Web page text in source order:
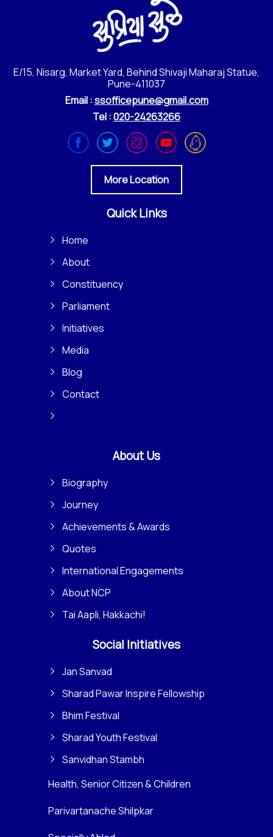
E/15, Nisarg, Market Yard, Behind Shivaji Maharaj Statue,
Pune-411037
Email :ssofficepune@gmail.com
Tel :020-24263266
More Location
Quick Links
Home
About
Constituency
Parliament
Initiatives
Media
Blog
Contact
About Us
Biography
Journey
Achievements & Awards
Quotes
International Engagements
About NCP
Tai Aapli, Hakkachi!
Social Initiatives
Jan Sanvad
Sharad Pawar Inspire Fellowship
Bhim Festival
Sharad Youth Festival
Sanvidhan Stambh
Health, Senior Citizen & Children
Parivartanache Shilpkar